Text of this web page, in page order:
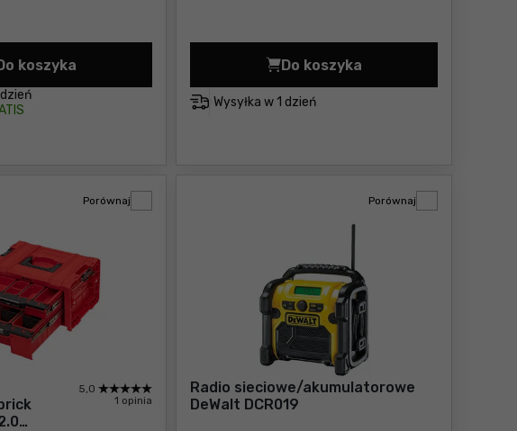
Cena 27,90 zł
dzień
koszyka
Młotowiertarka Ryobi RSDS800-K Cena 304,00 zł
Wysyłka w 1 dzień
Do koszyka
Regał 1 szuflada Tool
5,0
1 opinia
Porównaj
Radio sieciowe/akumulatorowe
DeWalt DCR019
Porównaj